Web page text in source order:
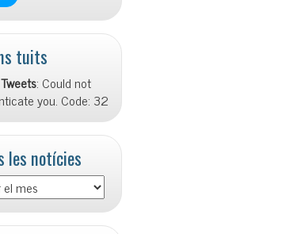
tuits
: Could not
you. Code: 32
les notícies